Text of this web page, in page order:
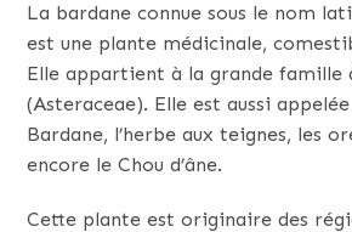
La bardane connue sous le nom
est une plante médicinale,
Elle appartient à la grande famille
(Asteraceae). Elle est aussi
Bardane, l’herbe aux teignes, les
encore le Chou d’âne.
Cette plante est originaire des